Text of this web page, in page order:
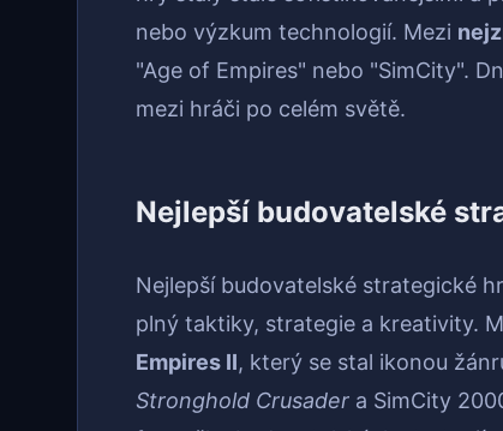
nebo výzkum technologií. Mezi
"Age of Empires" nebo "SimCity".
mezi hráči po celém světě.
Nejlepší budovatelské
Nejlepší budovatelské strategické
plný taktiky, strategie a kreativity.
Empires II, který se stal ikonou
Stronghold Crusader a SimCity